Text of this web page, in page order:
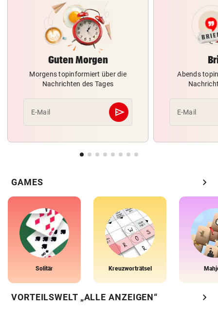
Guten Morgen
Morgens topinformiert über die
Nachrichten des Tages
E-Mail send
Abschicken
Abends
E-Mail
GAMES chevron_right
Solitär Kreuzworträtsel
VORTEILSWELT „ALLE ANZEIGEN“ chevron_right